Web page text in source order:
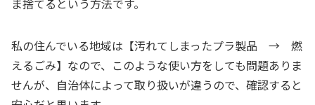
ま捨てるという方法です。
私の住んでいる地域は【汚れてしまったプラ製品 → 燃
えるごみ】なので、このような使い方をしても問題ありま
せんが、自治体によって取り扱いが違うので、確認すると